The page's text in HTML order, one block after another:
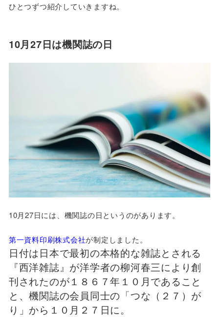
ひとつずつ紹介していきますね。
10月27日は機関誌の日
10月27日には、機関誌の日というのがあります。
第一資料印刷株式会社が制定しました。
日付は日本で最初の本格的な雑誌とされる
『西洋雑誌』が洋学者の柳河春三により創
刊されたのが１８６７年１０月であること
と、機関誌の会員同士の「つな（２７）が
り」から１０月２７日に。